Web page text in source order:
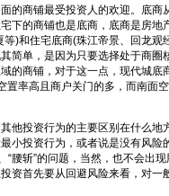
商铺最受投资人的欢迎。底商
下的商铺也是底商，底商是房地
)和住宅底商(珠江帝景、回龙观
简单，是因为只要选择处于商圈
的商铺，对于这一点，现代城底
率高且商户关门的多，而南面
投资行为的主要区别在什么地
小投资行为，或者说是没有风险
“腰斩”的问题，当然，也不会出
资首先要从回避风险来看，对一